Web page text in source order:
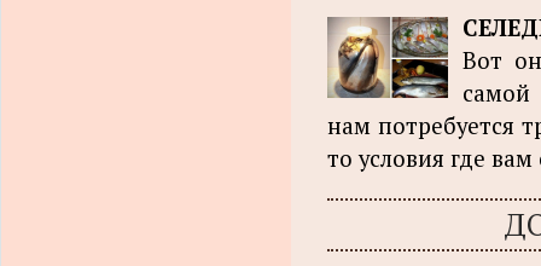
Вот
самой
нам потребуется
то условия где